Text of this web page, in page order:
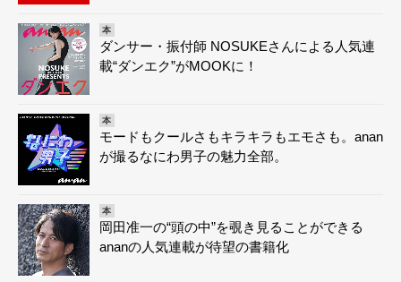
本
ダンサー・振付師 NOSUKEさんによる人気連
載“ダンエク”がMOOKに！
本
モードもクールさもキラキラもエモさも。anan
が撮るなにわ男子の魅力全部。
本
岡田准一の“頭の中”を覗き見ることができる
ananの人気連載が待望の書籍化